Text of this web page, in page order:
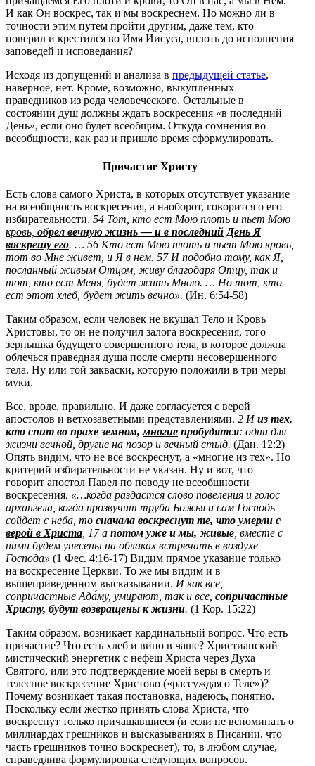
И как Он воскрес, так и мы воскреснем. Но можно ли в
точности этим путем пройти другим, даже тем, кто
поверил и крестился во Имя Иисуса, вплоть до исполнения
заповедей и исповедания?
Исходя из допущений и анализа в предыдущей статье,
наверное, нет. Кроме, возможно, выкупленных
праведников из рода человеческого. Остальные в
состоянии душ должны ждать воскресения «в последний
День», если оно будет всеобщим. Откуда сомнения во
всеобщности, как раз и пришло время сформулировать.
Причастие Христу
Есть слова самого Христа, в которых отсутствует указание
на всеобщность воскресения, а наоборот, говорится о его
избирательности. 54 Тот, кто ест Мою плоть и пьет Мою
кровь, обрел вечную жизнь — и в последний День Я
воскрешу его. … 56 Кто ест Мою плоть и пьет Мою кровь,
тот во Мне живет, и Я в нем. 57 И подобно тому, как Я,
посланный живым Отцом, живу благодаря Отцу, так и
тот, кто ест Меня, будет жить Мною. … Но тот, кто
ест этот хлеб, будет жить вечно». (Ин. 6:54-58)
Таким образом, если человек не вкушал Тело и Кровь
Христовы, то он не получил залога воскресения, того
зернышка будущего совершенного тела, в которое должна
облечься праведная душа после смерти несовершенного
тела. Ну или той закваски, которую положили в три меры
муки.
Все, вроде, правильно. И даже согласуется с верой
апостолов и ветхозаветными представлениями. 2 Ииз тех,
кто спит во прахе земном,многие пробудятся: одни для
жизни вечной, другие на позор и вечный стыд. (Дан. 12:2)
Опять видим, что не все воскреснут, а «многие из тех». Но
критерий избирательности не указан. Ну и вот, что
говорит апостол Павел по поводу не всеобщности
воскресения. «…когда раздастся слово повеления и голос
архангела, когда прозвучит труба Божья и сам Господь
сойдет с неба, то сначала воскреснут те, что умерли с
верой в Христа , 17 а потом уже и мы, живые , вместе с
ними будем унесены на облаках встречать в воздухе
Господа» (1 Фес. 4:16-17) Видим прямое указание только
на воскресение Церкви. То же мы видим и в
вышеприведенном высказывании. И как все,
сопричастные Ада́му, умирают, так и все, сопричастные
Христу, будут возвращены к жизни. (1 Кор. 15:22)
Таким образом, возникает кардинальный вопрос. Что есть
причастие? Что есть хлеб и вино в чаше? Христианский
мистический энергетик с нефеш Христа через Духа
Святого, или это подтверждение моей веры в смерть и
телесное воскресение Христово («рассуждая о Теле»)?
Почему возникает такая постановка, надеюсь, понятно.
Поскольку если жёстко принять слова Христа, что
воскреснут только причащавшиеся (и если не вспоминать о
миллиардах грешников и высказываниях в Писании, что
часть грешников точно воскреснет), то, в любом случае,
справедлива формулировка следующих вопросов.